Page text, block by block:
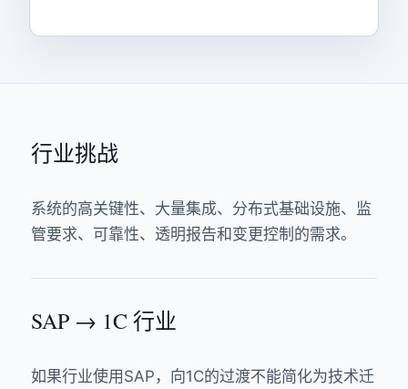
行业挑战
系统的高关键性、大量集成、分布式基础设施、监
管要求、可靠性、透明报告和变更控制的需求。
SAP → 1C 行业
如果行业使用SAP，向1C的过渡不能简化为技术迁